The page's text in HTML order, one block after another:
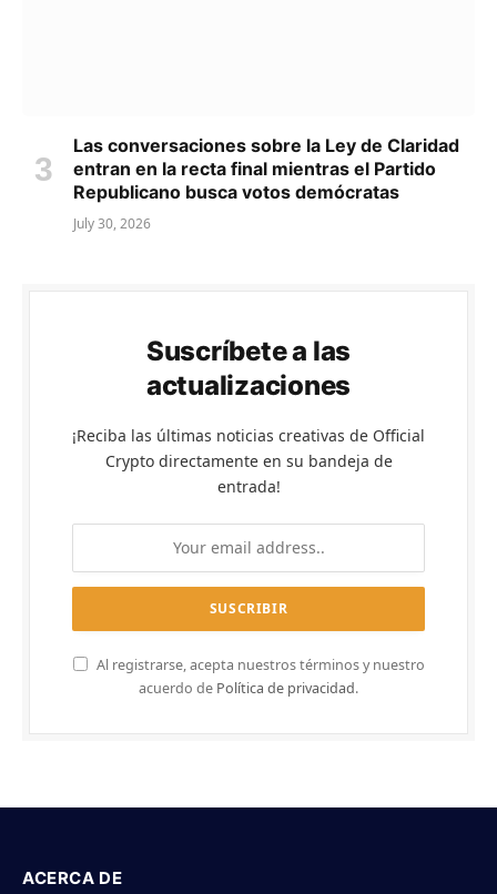
Las conversaciones sobre la Ley de Claridad
entran en la recta final mientras el Partido
Republicano busca votos demócratas
July 30, 2026
Suscríbete a las
actualizaciones
¡Reciba las últimas noticias creativas de Official
Crypto directamente en su bandeja de
entrada!
Al registrarse, acepta nuestros términos y nuestro
acuerdo de Política de privacidad.
ACERCA DE